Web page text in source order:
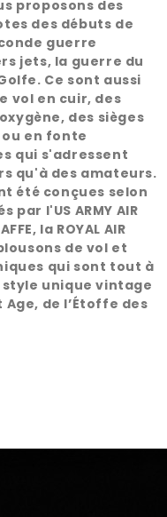
proposons des
des débuts de
guerre
jets, la guerre du
Ce sont aussi
vol en cuir, des
des sièges
en fonte
qui s'adressent
qu'à des amateurs.
été conçues selon
l'US ARMY AIR
la ROYAL AIR
de vol et
qui sont tout à
unique vintage
de l’Étoffe des